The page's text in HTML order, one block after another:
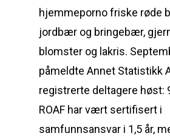
hjemmeporno friske røde
jordbær og bringebær,
blomster og lakris.
påmeldte Annet Statistikk
registrerte deltagere høst:
ROAF har vært sertifisert i
samfunnsansvar i 1,5 år,